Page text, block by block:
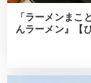
「ラーメンまこ
んラーメン』【